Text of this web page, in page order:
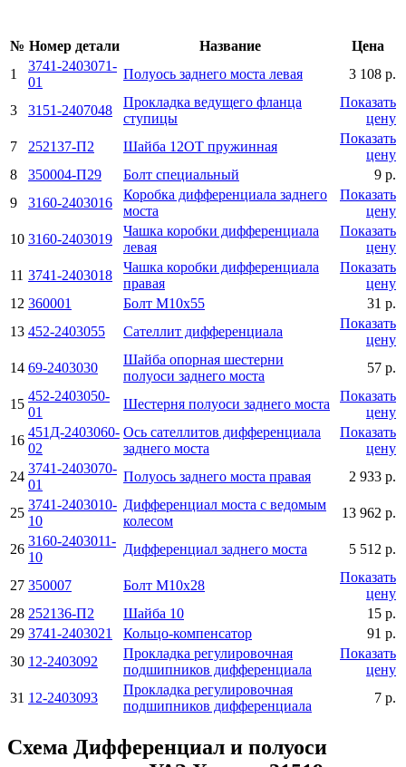
№ Номер детали Название
Цена
1
3741-2403071-
01
Полуось заднего моста левая 3 108 р.
3 3151-2407048
Прокладка ведущего фланца
ступицы
Показать
цену
7
252137-П2 Шайба 12ОТ пружинная
Показать
цену
8
350004-П29 Болт специальный
9 р.
9
3160-2403016
Коробка дифференциала заднего
моста
Показать
цену
10 3160-2403019
Чашка коробки дифференциала
левая
Показать
цену
11 3741-2403018
Чашка коробки дифференциала
правая
Показать
цену
12 360001 Болт М10х55
31 р.
13 452-2403055 Сателлит дифференциала
Показать
цену
14 69-2403030
Шайба опорная шестерни
полуоси заднего моста
57 р.
15
452-2403050-
01
Шестерня полуоси заднего моста
Показать
цену
16
451Д-2403060-
02
Ось сателлитов дифференциала
заднего моста
Показать
цену
24
3741-2403070-
01
Полуось заднего моста правая 2 933 р.
25
3741-2403010-
10
Дифференциал моста с ведомым
колесом
13 962 р.
26
3160-2403011-
10
Дифференциал заднего моста 5 512 р.
27 350007 Болт M10x28
Показать
цену
28 252136-П2 Шайба 10
15 р.
29 3741-2403021 Кольцо-компенсатор
91 р.
30 12-2403092
Прокладка регулировочная
подшипников дифференциала
Показать
цену
31 12-2403093
Прокладка регулировочная
подшипников дифференциала
7 р.
Схема Дифференциал и полуоси